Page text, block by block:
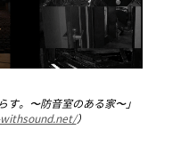
す。〜防音室のある家〜」
）